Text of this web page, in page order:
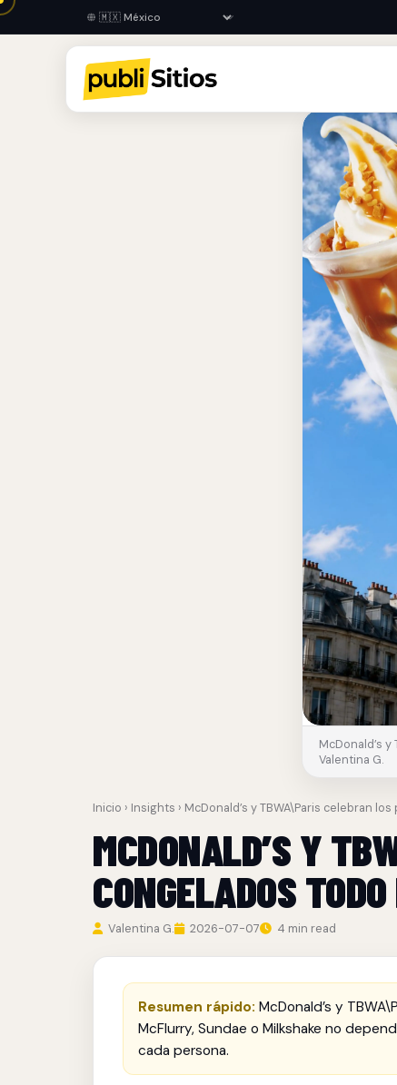
McDonald’s
Valentina G.
Inicio › Insights › McDonald’s y TBWA\Paris celebran
MCDONALD’S Y
CONGELADOS
Valentina G. 2026-07-07 4 min read
Resumen rápido: McDonald’s y
McFlurry, Sundae o Milkshake no
cada persona.